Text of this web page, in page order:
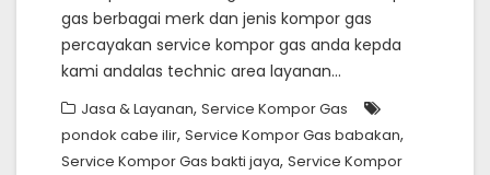
gas berbagai merk dan jenis kompor gas
percayakan service kompor gas anda kepda
kami andalas technic area layanan…
Jasa & Layanan, Service Kompor Gas
pondok cabe ilir, Service Kompor Gas babakan,
Service Kompor Gas bakti jaya, Service Kompor